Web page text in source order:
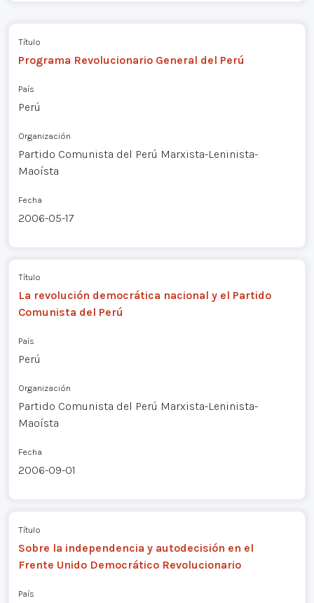
Título
Programa Revolucionario General del Perú
País
Perú
Organización
Partido Comunista del Perú Marxista-Leninista-
Maoísta
Fecha
2006-05-17
Título
La revolución democrática nacional y el Partido
Comunista del Perú
País
Perú
Organización
Partido Comunista del Perú Marxista-Leninista-
Maoísta
Fecha
2006-09-01
Título
Sobre la independencia y autodecisión en el
Frente Unido Democrático Revolucionario
País